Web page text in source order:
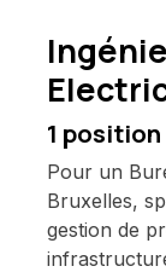
1
Pour un
Bruxelles,
gestion de